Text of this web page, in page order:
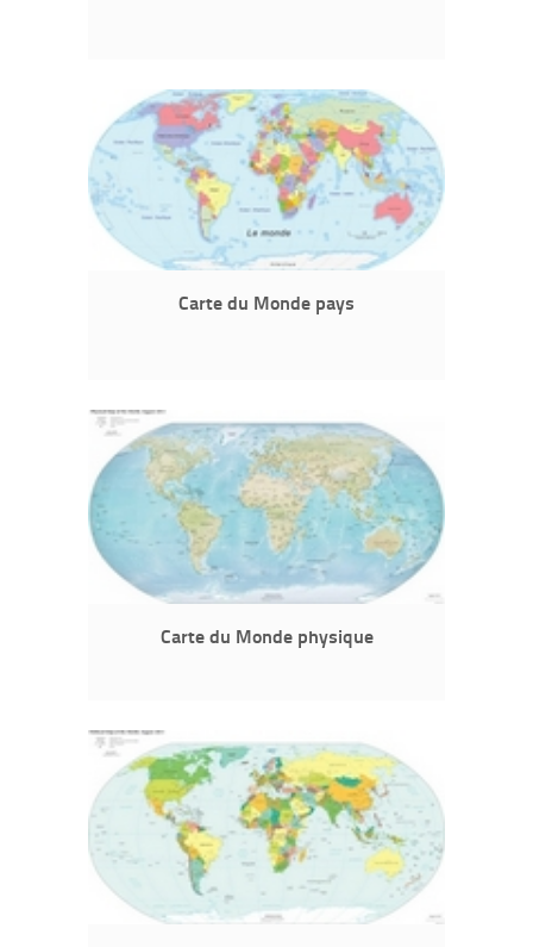
Carte du Monde pays
Carte du Monde physique